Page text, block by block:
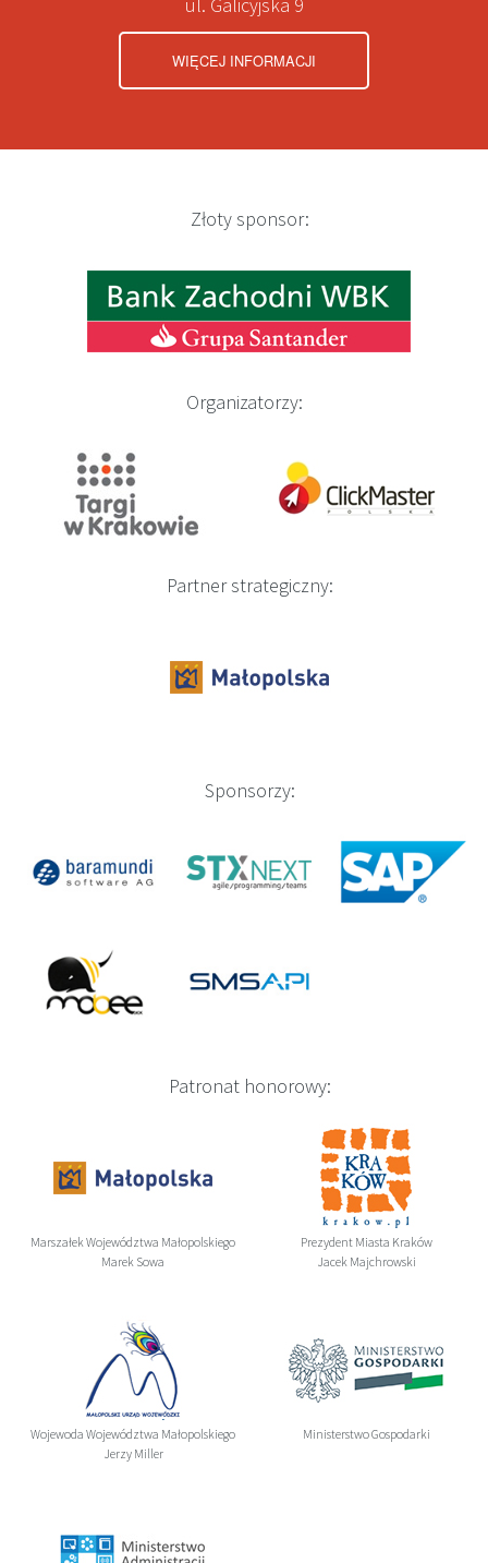
WIĘCEJ INFORMACJI
Złoty sponsor:
Organizatorzy:
Partner strategiczny:
Sponsorzy:
Patronat honorowy:
Marszałek Województwa Małopolskiego
Marek Sowa
Prezydent Miasta Kraków
Jacek Majchrowski
Wojewoda Województwa Małopolskiego
Jerzy Miller
Ministerstwo Gospodarki